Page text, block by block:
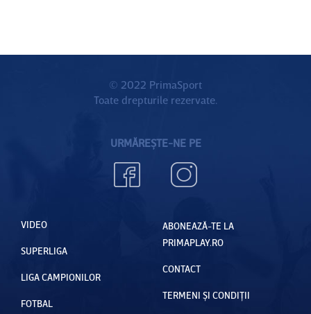
© 2022 PrimaSport
Toate drepturile rezervate.
URMĂREȘTE-NE PE
VIDEO
SUPERLIGA
LIGA CAMPIONILOR
FOTBAL
ABONEAZĂ-TE LA
PRIMAPLAY.RO
CONTACT
TERMENI ȘI CONDIȚII